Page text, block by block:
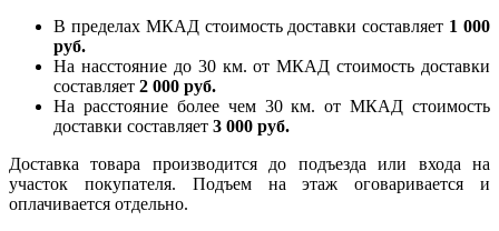
В пределах МКАД стоимость доставки составляет 1 000
руб.
На насcтояние до 30 км. от МКАД стоимость доставки
составляет 2 000 руб.
На расстояние более чем 30 км. от МКАД стоимость
доставки составляет 3 000 руб.
Доставка товара производится до подъезда или входа на
участок покупателя. Подъем на этаж оговаривается и
оплачивается отдельно.